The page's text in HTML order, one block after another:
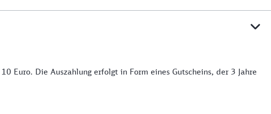
Euro. Die Auszahlung erfolgt in Form eines Gutscheins, der 3 Jahre